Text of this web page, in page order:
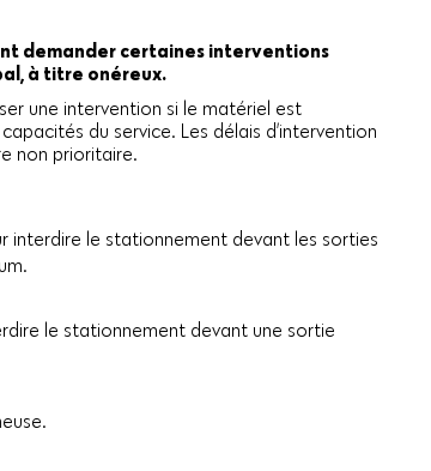
demander certaines interventions
à titre onéreux.
une intervention si le matériel est
du service. Les délais d’intervention
non prioritaire.
interdire le stationnement devant les sorties
le stationnement devant une sortie